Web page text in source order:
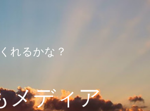
れるかな？
メディア